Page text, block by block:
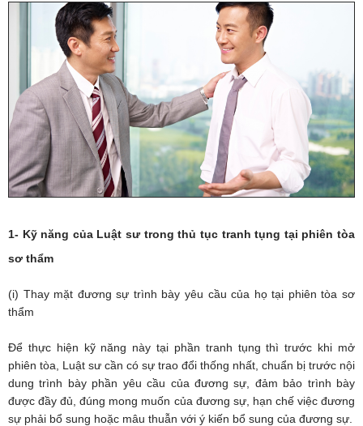
1- Kỹ năng của Luật sư trong thủ tục tranh tụng tại phiên tòa
sơ thẩm
(i) Thay mặt đương sự trình bày yêu cầu của họ tại phiên tòa sơ
thẩm
Để thực hiện kỹ năng này tại phần tranh tụng thì trước khi mở
phiên tòa, Luật sư cần có sự trao đổi thống nhất, chuẩn bị trước nội
dung trình bày phần yêu cầu của đương sự, đảm bảo trình bày
được đầy đủ, đúng mong muốn của đương sự, hạn chế việc đương
sự phải bổ sung hoặc mâu thuẫn với ý kiến bổ sung của đương sự.